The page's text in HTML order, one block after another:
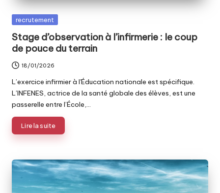
Posted
recrutement
Stage d’observation à l’infirmerie : le coup
de pouce du terrain
18/01/2026
L’exercice infirmier à l'Éducation nationale est spécifique.
L’INFENES, actrice de la santé globale des élèves, est une
passerelle entre l’École,…
Lire la suite